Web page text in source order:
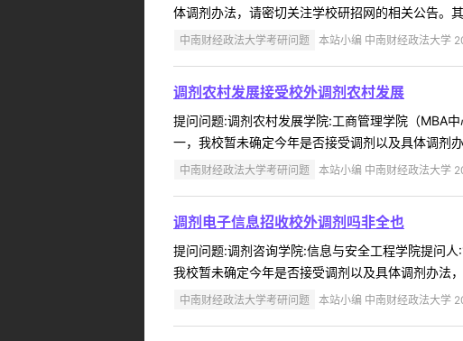
体调剂办法，请密切关注学校研招网的相关公告。
中南财经政法大学考研问题 本站小编 中南财经政法大学
调剂农村发展接受校外调剂农村发展
提问问题:调剂农村发展学院:工商管理学院（MBA
一，我校暂未确定今年是否接受调剂以及具体调剂
中南财经政法大学考研问题 本站小编 中南财经政法大学
调剂电子信息招收校外调剂吗非全也
提问问题:调剂咨询学院:信息与安全工程学院提问
我校暂未确定今年是否接受调剂以及具体调剂办法
中南财经政法大学考研问题 本站小编 中南财经政法大学